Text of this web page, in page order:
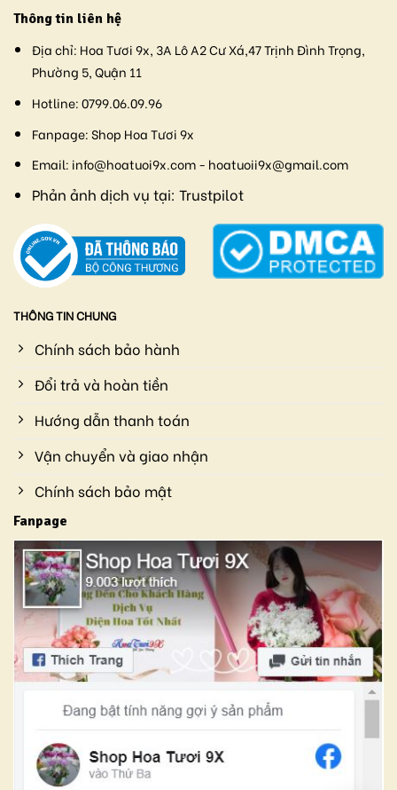
Thông tin liên hệ
Địa chỉ: Hoa Tươi 9x, 3A Lô A2 Cư Xá,47 Trịnh Đình Trọng,
Phường 5, Quận 11
Hotline:0799.06.09.96
Fanpage:Shop Hoa Tươi 9x
Email: info@hoatuoi9x.com - hoatuoii9x@gmail.com
Phản ảnh dịch vụ tại: Trustpilot
THÔNG TIN CHUNG
Chính sách bảo hành
Đổi trả và hoàn tiền
Hướng dẫn thanh toán
Vận chuyển và giao nhận
Chính sách bảo mật
Fanpage